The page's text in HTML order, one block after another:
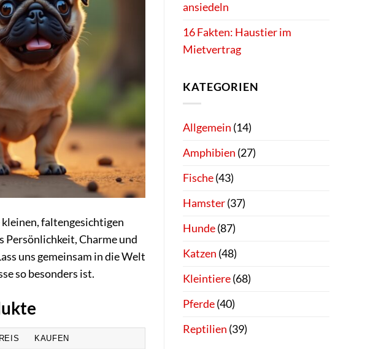
faltengesichtigen
Persönlichkeit, Charme und
uns gemeinsam in die Welt
so besonders ist.
KAUFEN
ansiedeln
16 Fakten: Haustier im
Mietvertrag
KATEGORIEN
Allgemein (14)
Amphibien (27)
Fische(43)
Hamster(37)
Hunde(87)
Katzen (48)
Kleintiere(68)
Pferde(40)
Reptilien (39)